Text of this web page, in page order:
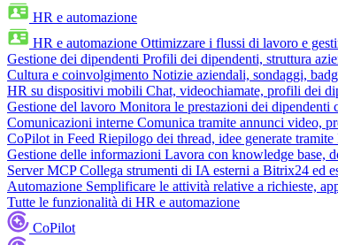
HR e automazione
HR e automazione Ottimizzare i flussi di lavoro e
Gestione dei dipendenti Profili dei dipendenti, struttura
Cultura e coinvolgimento Notizie aziendali, sondaggi,
HR su dispositivi mobili Chat, videochiamate, profili dei
Gestione del lavoro Monitora le prestazioni dei
Comunicazioni interne Comunica tramite annunci video,
CoPilot in Feed Riepilogo dei thread, idee generate
Gestione delle informazioni Lavora con knowledge base,
Server MCP Collega strumenti di IA esterni a Bitrix24 ed
Automazione Semplificare le attività relative a richieste,
Tutte le funzionalità di HR e automazione
CoPilot